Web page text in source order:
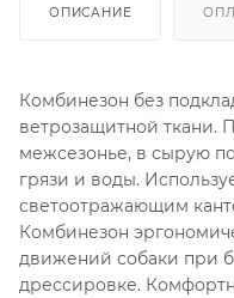
ОПИСАНИЕ
Комбинезон без
ветрозащитной ткани.
межсезонье, в сырую
грязи и воды.
светоотражающим
Комбинезон
движений собаки при
дрессировке.